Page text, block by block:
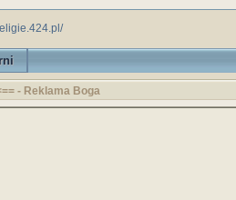
- Reklama Boga